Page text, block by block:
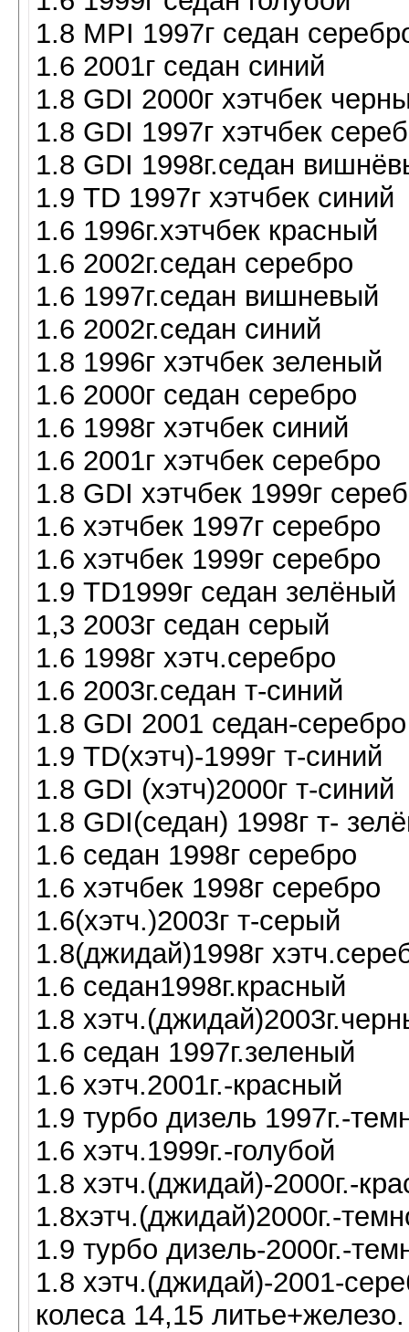
1.8 MPI 1997г седан
1.6 2001г седан синий
1.8 GDI 2000г хэтчбек
1.8 GDI 1997г хэтчбек
1.8 GDI 1998г.седан
1.9 TD 1997г хэтчбек синий
1.6 1996г.хэтчбек красный
1.6 2002г.седан серебро
1.6 1997г.седан вишневый
1.6 2002г.седан синий
1.8 1996г хэтчбек зеленый
1.6 2000г седан серебро
1.6 1998г хэтчбек синий
1.6 2001г хэтчбек серебро
1.8 GDI хэтчбек 1999г
1.6 хэтчбек 1997г серебро
1.6 хэтчбек 1999г серебро
1.9 TD1999г седан зелёный
1,3 2003г седан серый
1.6 1998г хэтч.серебро
1.6 2003г.седан т-синий
1.8 GDI 2001 седан-серебро
1.9 TD(хэтч)-1999г т-синий
1.8 GDI (хэтч)2000г т-синий
1.8 GDI(седан) 1998г т-
1.6 седан 1998г серебро
1.6 хэтчбек 1998г серебро
1.6(хэтч.)2003г т-серый
1.8(джидай)1998г
1.6 седан1998г.красный
1.8
1.6 седан 1997г.зеленый
1.6 хэтч.2001г.-красный
1.9 турбо дизель 1997г.-
1.6 хэтч.1999г.-голубой
1.8 хэтч.(джидай)-2000г.-
1.8хэтч.(джидай)2000г.-
1.9 турбо дизель-2000г.-
1.8 хэтч.(джидай)-2001-
колеса 14,15 литье+железо.